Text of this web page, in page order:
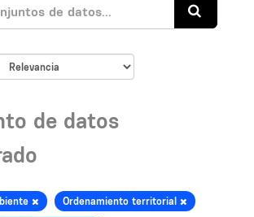
de datos
Ordenamiento territorial